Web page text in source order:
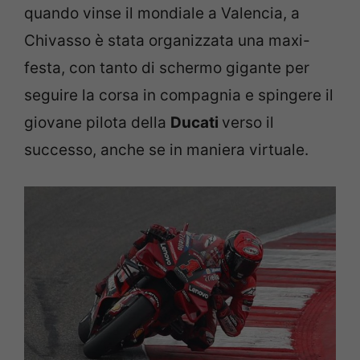
quando vinse il mondiale a Valencia, a
Chivasso è stata organizzata una maxi-
festa, con tanto di schermo gigante per
seguire la corsa in compagnia e spingere il
giovane pilota della Ducati verso il
successo, anche se in maniera virtuale.